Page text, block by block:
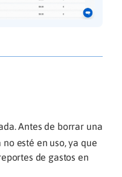
Antes de borrar una
esté en uso, ya que
de gastos en